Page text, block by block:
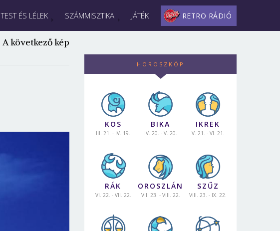
TEST ÉS LÉLEK SZÁMMISZTIKA JÁTÉK RETRO RÁDIÓ
A következő kép
HOROSZKÓP
KOS
III. 21. - IV. 19.
BIKA
IV. 20. - V. 20.
IKREK
V. 21. - VI. 21.
RÁK
VI. 22. - VII. 22.
OROSZLÁN
VII. 23. - VIII. 22.
SZŰZ
VIII. 23. - IX. 22.